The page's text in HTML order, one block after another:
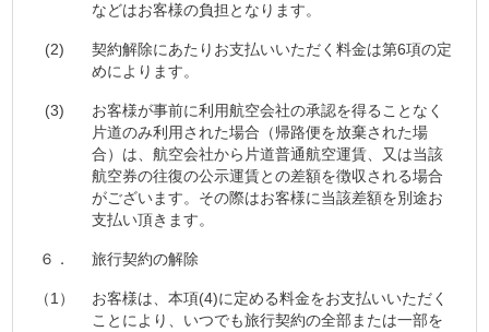
などはお客様の負担となります。
(2)
契約解除にあたりお支払いいただく料金は第6項の定
めによります。
(3)
お客様が事前に利用航空会社の承認を得ることなく
片道のみ利用された場合（帰路便を放棄された場
合）は、航空会社から片道普通航空運賃、又は当該
航空券の往復の公示運賃との差額を徴収される場合
がございます。その際はお客様に当該差額を別途お
支払い頂きます。
６． 旅行契約の解除
（1）
お客様は、本項(4)に定める料金をお支払いいただく
ことにより、いつでも旅行契約の全部または一部を